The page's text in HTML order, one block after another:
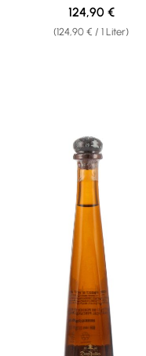
(124,90 € / 1 Liter)
Regulärer Preis:
124,90 €